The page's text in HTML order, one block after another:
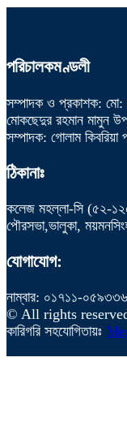
পরিচালকমণ্ডলী
সম্পাদক ও প্রকাশক: মো:
মোকছেদুর রহমান মামুন
সম্পাদক: গোলাম কিবরিয়া
ঠিকানাঃ
কলেজ মহল্লা-সি (৫২-
পৌরসভা,ভালুকা,
যোগাযোগ:
নাম্বার: ০১৭১১-
© All rights
কারিগরি সহযোগিতায়ঃ